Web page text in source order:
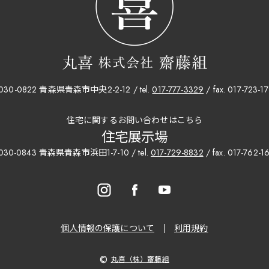
0822 青森県青森市中央2-2-12 / tel. 017-777-3329 / fax. 017-723-
住宅に関するお問い合わせはこちら
住宅展示場
0843 青森県青森市浜田1-7-10 / tel. 017-729-8832 / fax. 017-762-
個人情報の保護について 利用規約
©丸喜（株）齋藤組